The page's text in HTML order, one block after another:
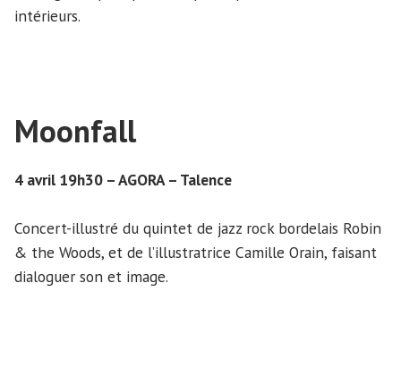
intérieurs.
Moonfall
4 avril 19h30 – AGORA – Talence
Concert-illustré du quintet de jazz rock bordelais Robin
& the Woods, et de l’illustratrice Camille Orain, faisant
dialoguer son et image.